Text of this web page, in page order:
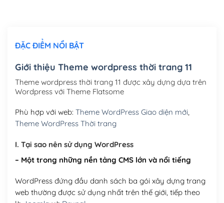
Mua thêm Host + Tên miền
Tên miền Việt Nam .vn (1 năm)(+550,000₫)
Hosting 3GB SSD (1 năm)
Hosting 5GB SSD (1 năm)
Hosting 8GB SSD (1 năm) (+950,000₫)
ĐẶC ĐIỂM NỔI BẬT
Giới thiệu Theme wordpress thời trang 11
Theme wordpress thời trang 11 được xây dựng dựa trên
Wordpress với Theme Flatsome
Phù hợp với web: Theme WordPress Giao diện mới,
Theme WordPress Thời trang
I. Tại sao nên sử dụng WordPress
– Một trong những nền tảng CMS lớn và nổi tiếng
WordPress đứng đầu danh sách ba gói xây dựng trang
web thường được sử dụng nhất trên thế giới, tiếp theo